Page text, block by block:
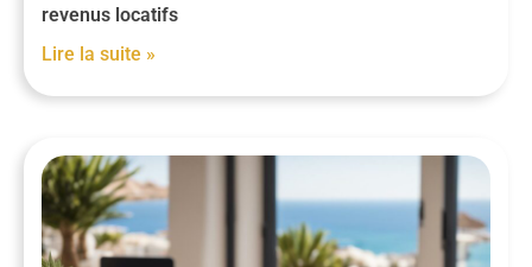
revenus locatifs
Lire la suite »